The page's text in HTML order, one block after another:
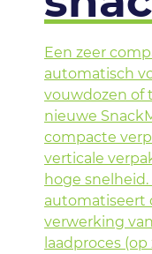
Een zeer
automatisch
vouwdozen of
nieuwe
compacte
verticale
hoge
automatiseert
verwerking
laadproces